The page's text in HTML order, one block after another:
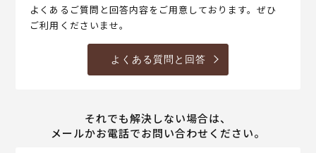
よくあるご質問と回答内容をご用意しております。ぜひ
ご利用くださいませ。
よくある質問と回答
それでも解決しない場合は、
メールかお電話でお問い合わせください。